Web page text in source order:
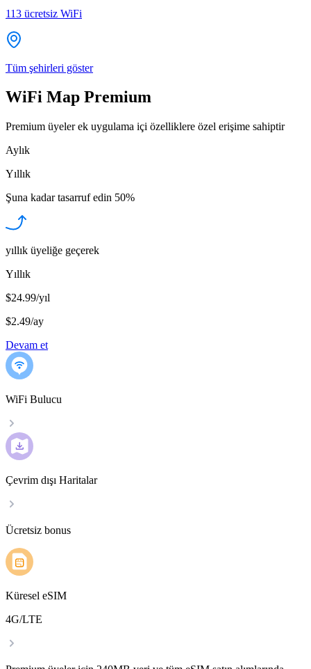
113 ücretsiz WiFi
Tüm şehirleri göster
WiFi Map Premium
Premium üyeler ek uygulama içi özelliklere özel erişime sahiptir
Aylık
Yıllık
Şuna kadar tasarruf edin 50%
yıllık üyeliğe geçerek
Yıllık
$24.99/yıl
$2.49/ay
Devam et
WiFi Bulucu
Çevrim dışı Haritalar
Ücretsiz bonus
Küresel eSIM
4G/LTE